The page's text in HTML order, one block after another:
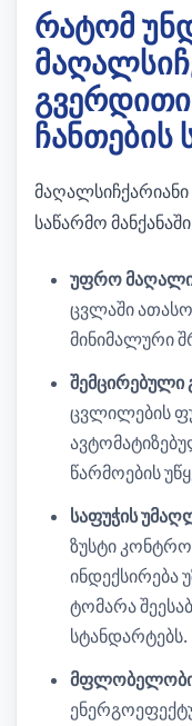
რატომ
ჩანთების
საწარმო
უფრო მაღალი
ცვლაში
მინიმალური
შემცირებული
ცვლილების
წარმოების
საფუჭის
ზუსტი
ტომარა
სტანდარტებს.